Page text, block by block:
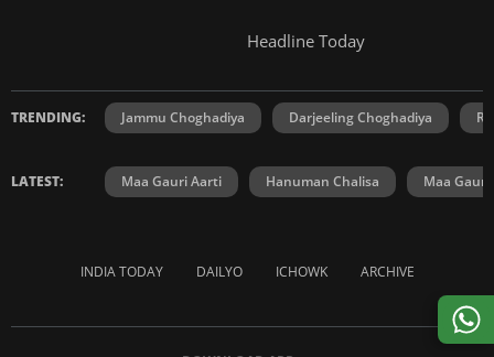
Headline Today
TRENDING: Jammu Choghadiya Darjeeling Choghadiya
LATEST: Maa Gauri Aarti Hanuman Chalisa Maa Gauri
INDIA TODAY DAILYO ICHOWK ARCHIVE